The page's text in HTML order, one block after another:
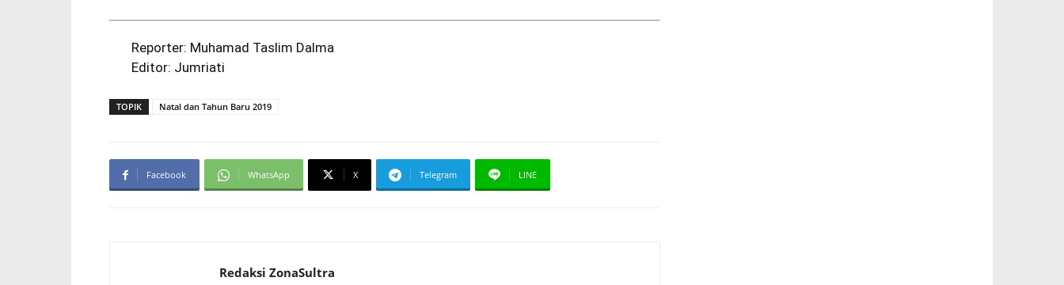
Reporter: Muhamad Taslim Dalma
Editor: Jumriati
TOPIK Natal dan Tahun Baru 2019
Facebook WhatsApp X Telegram LINE
Redaksi ZonaSultra